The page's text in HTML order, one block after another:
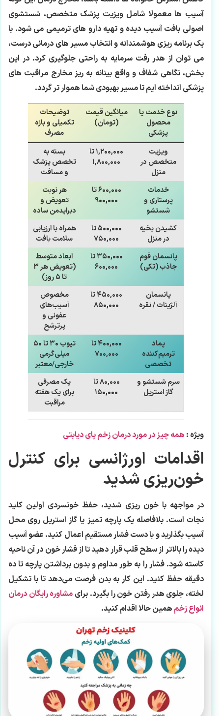
آسیب ها معمولا شامل ویزیت پزشک متخصص، شستشوی
اصولی بافت آسیب دیده و تهیه دارو های ترمیمی می شود. با
یک برنامه ریزی هوشمندانه و انتخاب مسیر های درمانی درست،
می توان از هدر رفت سرمایه به راحتی جلوگیری کرد. در این
بخش، نگاهی شفاف و واقع بینانه به ریز مخارج مراقبت های
پزشکی انداخته ایم تا مسیر بهبودی شما هموار تر گردد.
نوع خدمت یا
محصول
پزشکی
میانگین قیمت
(تومان)
توضیحات
تکمیلی و بازه
مصرف
ویزیت
متخصص در
منزل
۱,۲۰۰,۰۰۰ تا
۱,۸۰۰,۰۰۰
بسته به
تخصص پزشک
و مسافت
خدمات
پرستاری و
شستشو
۶۰۰,۰۰۰ تا
۹۰۰,۰۰۰
هر نوبت
تعویض و
دبرایدمن ساده
کشیدن بخیه
در منزل
۵۰۰,۰۰۰ تا
۷۵۰,۰۰۰
همراه با ارزیابی
سلامت بافت
پانسمان فوم
جاذب (تکی)
۳۵۰,۰۰۰ تا
۶۰۰,۰۰۰
ابعاد متوسط
(تعویض هر ۳
پانسمان
آلژینات / نقره
۴۵۰,۰۰۰ تا
۸۵۰,۰۰۰
مخصوص
آسیب‌های
عفونی و
پرترشح
پماد
ترمیم‌کننده
تخصصی
۴۰۰,۰۰۰ تا
۷۰۰,۰۰۰
تیوب ۳۰ تا ۵۰
میلی‌گرمی
خارجی/معتبر
سرم شستشو و
گاز استریل
۸۰,۰۰۰ تا
۱۵۰,۰۰۰
پک مصرفی
برای یک هفته
مراقبت
ویژه:همه چیز در مورد درمان زخم پای دیابتی
اقدامات اورژانسی برای کنترل
خون‌ریزی شدید
در مواجهه با خون ریزی شدید، حفظ خونسردی اولین کلید
نجات است. بلافاصله یک پارچه تمیز یا گاز استریل روی محل
آسیب بگذارید و با دست فشار مستقیم اعمال کنید. عضو آسیب
دیده را بالاتر از سطح قلب قرار دهید تا از فشار خون در آن ناحیه
کاسته شود. فشار را به طور مداوم و بدون برداشتن پارچه تا ده
دقیقه حفظ کنید. این کار به بدن فرصت می‌دهد تا با تشکیل
لخته، جلوی هدر رفتن خون را بگیرد. برایمشاوره رایگان درمان
انواع زخمهمین حالا اقدام کنید.